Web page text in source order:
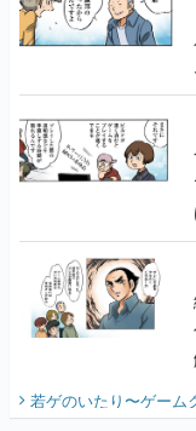
若ゲのいたり〜ゲーム